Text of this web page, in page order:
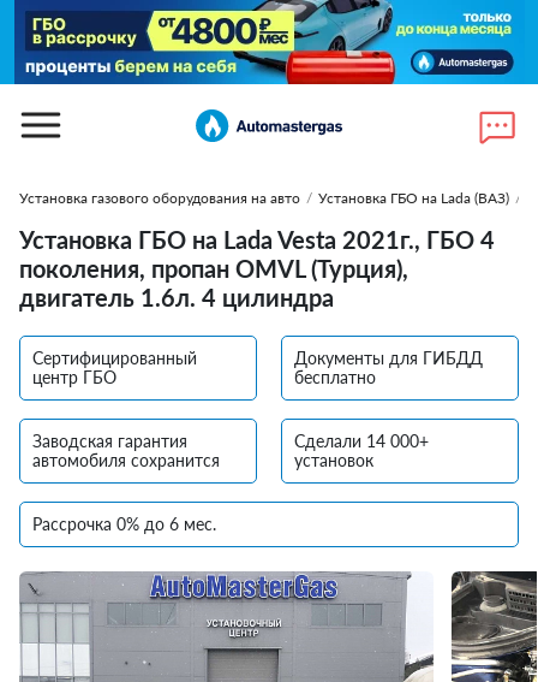
Установка газового оборудования на авто / Установка ГБО на Lada (ВАЗ) /
Установка ГБО на Lada Vesta 2021г., ГБО 4
поколения, пропан OMVL (Турция),
двигатель 1.6л. 4 цилиндра
Сертифицированный
центр ГБО
Документы для ГИБДД
бесплатно
Заводская гарантия
автомобиля сохранится
Сделали 14 000+
установок
Рассрочка 0% до 6 мес.